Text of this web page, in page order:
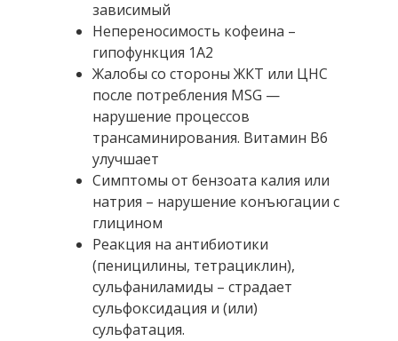
зависимый
Непереносимость кофеина –
гипофункция 1А2
Жалобы со стороны ЖКТ или ЦНС
после потребления MSG —
нарушение процессов
трансаминирования. Витамин В6
улучшает
Симптомы от бензоата калия или
натрия – нарушение конъюгации с
глицином
Реакция на антибиотики
(пеницилины, тетрациклин),
сульфаниламиды – страдает
сульфоксидация и (или)
сульфатация.